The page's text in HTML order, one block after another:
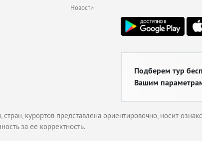
Новости
Подберем тур
Вашим
курортов представлена ориентировочно, носит
за ее корректность.